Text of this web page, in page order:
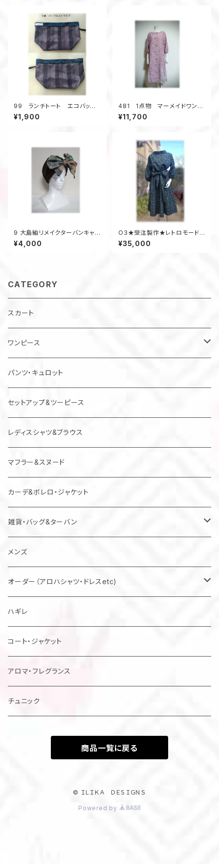
99 ランチトート エコバッグ
村山大島アップサイクル
サブバッグ お散歩バッグ
¥1,900
481 1点物 マーメイドワンピ
ーㇲ Aライン 着物リメイク
訳アリ価格 シルク ピンク
¥11,700
9 大島紬リメイクターバンキャッ
プ（オリーブグリーン×マルチ）
¥4,000
O3★受注製作★レトロモードセ
ットアップ 着物リメイク ツーピ
ース ドレス フォーマル
¥35,000
CATEGORY
スカート
ワンピース
チュニック
ジャンパースカート
パンツ・キュロット
セットアップ&ツーピース
レディスシャツ&ブラウス
マフラー&スヌード
カーデ&ボレロ・ジャケット
雑貨・バッグ&ターバン
バッグ
マスク
メンズ
オーダー（アロハシャツ・ドレスetc)
メンズアロハシャツ他
レディスドレス・シャツ他
ハギレ
コート・ジャケット
アロマ・フレグランス
チュニック
商品一覧に戻る
© ＩＬＩＫＡ ＤＥＳＩＧＮＳ
Powered by